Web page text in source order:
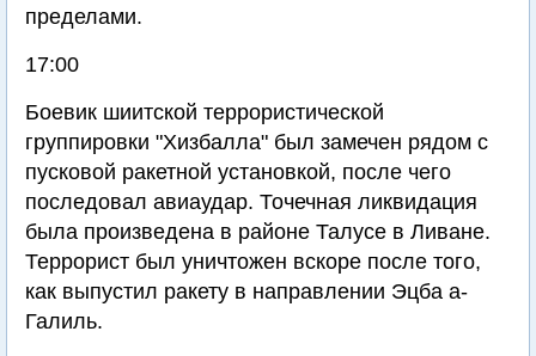
пределами.
17:00
Боевик шиитской террористической
группировки "Хизбалла" был замечен рядом с
пусковой ракетной установкой, после чего
последовал авиаудар. Точечная ликвидация
была произведена в районе Талусе в Ливане.
Террорист был уничтожен вскоре после того,
как выпустил ракету в направлении Эцба а-
Галиль.